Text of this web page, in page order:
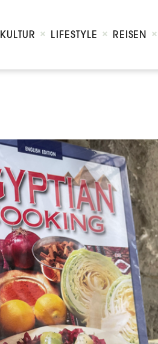
KULTUR LIFESTYLE REISEN
Geschichten
Lifestyle